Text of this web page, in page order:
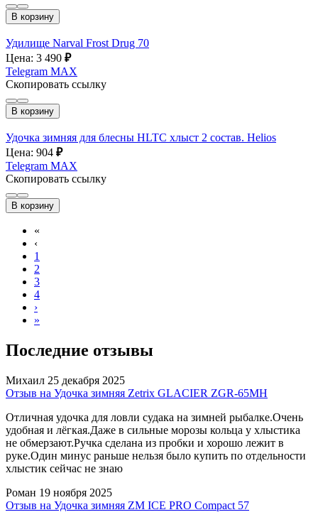
В корзину
Удилище Narval Frost Drug 70
Цена: 3 490 ₽
Telegram MAX
Скопировать ссылку
В корзину
Удочка зимняя для блесны HLTC хлыст 2 состав. Helios
Цена: 904 ₽
Telegram MAX
Скопировать ссылку
В корзину
«
‹
1
2
3
4
›
»
Последние отзывы
Михаил 25 декабря 2025
Отзыв на Удочка зимняя Zetrix GLACIER ZGR-65MH
Отличная удочка для ловли судака на зимней рыбалке.Очень
удобная и лёгкая.Даже в сильные морозы кольца у хлыстика
не обмерзают.Ручка сделана из пробки и хорошо лежит в
руке.Один минус раньше нельзя было купить по отдельности
хлыстик сейчас не знаю
Роман 19 ноября 2025
Отзыв на Удочка зимняя ZM ICE PRO Compact 57